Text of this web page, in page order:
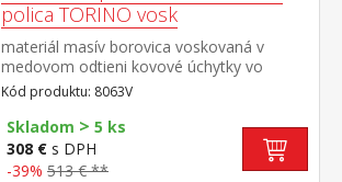
polica TORINO vosk
materiál masív borovica voskovaná v
medovom odtieni kovové úchytky vo
farebnom prevedení černená mosadz dvoje
presklené dvierka doplnok príborníka
TORINO 8062V
Kód produktu: 8063V
Skladom > 5 ks
308 € s DPH
-39% 513 € **